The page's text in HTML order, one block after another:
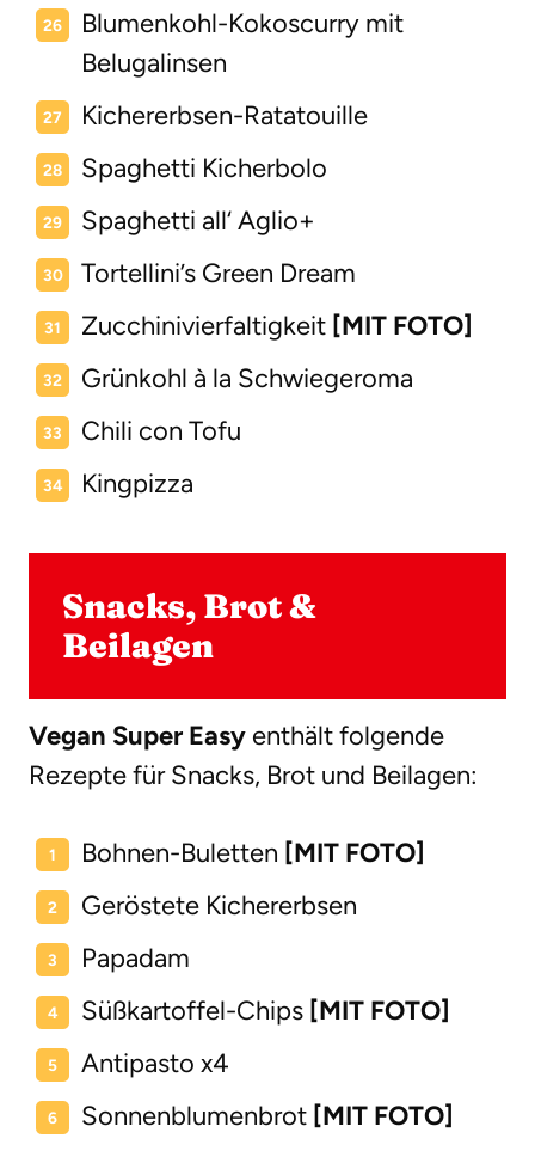
Blumenkohl-Kokoscurry mit
Belugalinsen
Kichererbsen-Ratatouille
Spaghetti Kicherbolo
Spaghetti all‘ Aglio+
Tortellini’s Green Dream
Zucchinivierfaltigkeit [MIT FOTO]
Grünkohl à la Schwiegeroma
Chili con Tofu
Kingpizza
Snacks, Brot &
Beilagen
Vegan Super Easy enthält folgende
Rezepte für Snacks, Brot und Beilagen:
Bohnen-Buletten [MIT FOTO]
Geröstete Kichererbsen
Papadam
Süßkartoffel-Chips [MIT FOTO]
Antipasto x4
Sonnenblumenbrot [MIT FOTO]